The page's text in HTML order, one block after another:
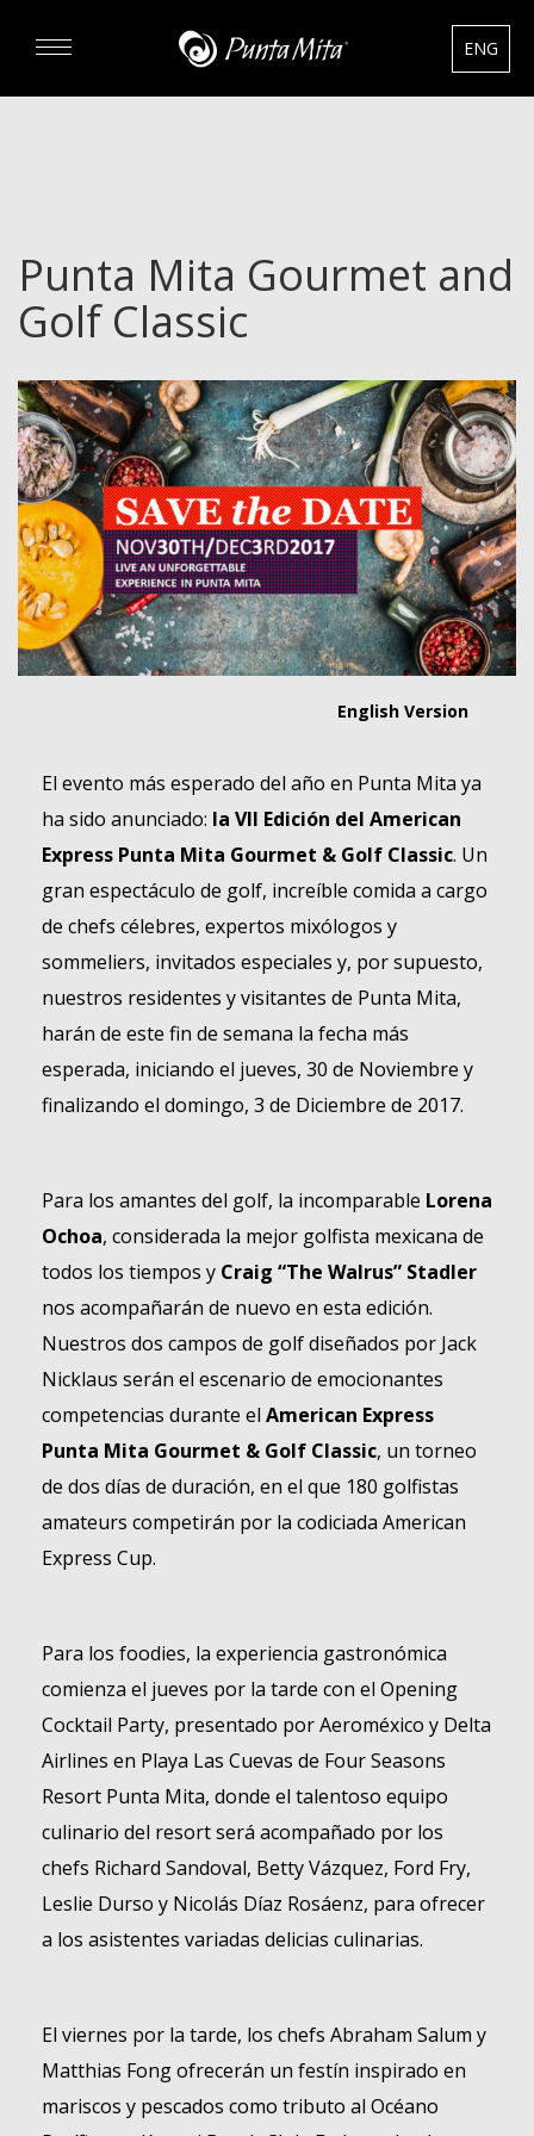
RENTAS
HOTELES
ENG
Punta Mita Gourmet and
Golf Classic
English Version
El evento más esperado del año en Punta Mita ya
ha sido anunciado: la VII Edición del American
Express Punta Mita Gourmet & Golf Classic. Un
gran espectáculo de golf, increíble comida a cargo
de chefs célebres, expertos mixólogos y
sommeliers, invitados especiales y, por supuesto,
nuestros residentes y visitantes de Punta Mita,
harán de este fin de semana la fecha más
esperada, iniciando el jueves, 30 de Noviembre y
finalizando el domingo, 3 de Diciembre de 2017.
Para los amantes del golf, la incomparable Lorena
Ochoa, considerada la mejor golfista mexicana de
todos los tiempos y Craig “The Walrus” Stadler
nos acompañarán de nuevo en esta edición.
Nuestros dos campos de golf diseñados por Jack
Nicklaus serán el escenario de emocionantes
competencias durante el American Express
Punta Mita Gourmet & Golf Classic, un torneo
de dos días de duración, en el que 180 golfistas
amateurs competirán por la codiciada American
Express Cup.
Para los foodies, la experiencia gastronómica
comienza el jueves por la tarde con el Opening
Cocktail Party, presentado por Aeroméxico y Delta
Airlines en Playa Las Cuevas de Four Seasons
Resort Punta Mita, donde el talentoso equipo
culinario del resort será acompañado por los
chefs Richard Sandoval, Betty Vázquez, Ford Fry,
Leslie Durso y Nicolás Díaz Rosáenz, para ofrecer
a los asistentes variadas delicias culinarias.
El viernes por la tarde, los chefs Abraham Salum y
Matthias Fong ofrecerán un festín inspirado en
mariscos y pescados como tributo al Océano